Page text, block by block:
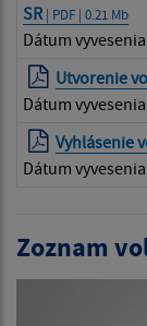
SR| PDF | 0.21 Mb
Dátum
Utvorenie
Dátum
Vyhlásenie
Dátum
Zoznam